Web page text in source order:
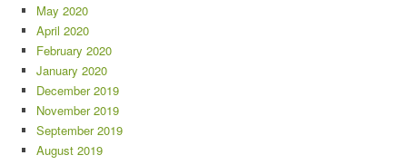
May 2020
April 2020
February 2020
January 2020
December 2019
November 2019
September 2019
August 2019